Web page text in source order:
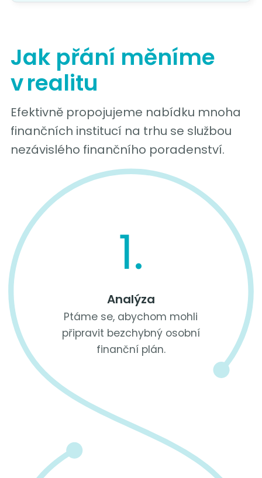
Jak přání měníme
v realitu
Efektivně propojujeme nabídku mnoha
finančních institucí na trhu se službou
nezávislého finančního poradenství.
1.
Analýza
Ptáme se, abychom mohli
připravit bezchybný osobní
finanční plán.